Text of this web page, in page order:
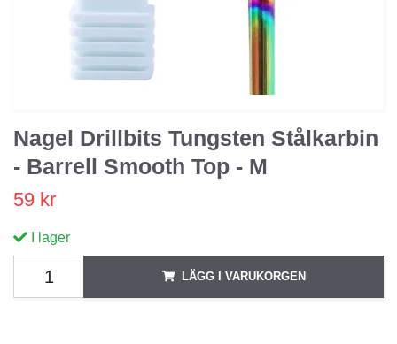
Nagel Drillbits Tungsten Stålkarbin
- Barrell Smooth Top - M
59 kr
I lager
LÄGG I VARUKORGEN